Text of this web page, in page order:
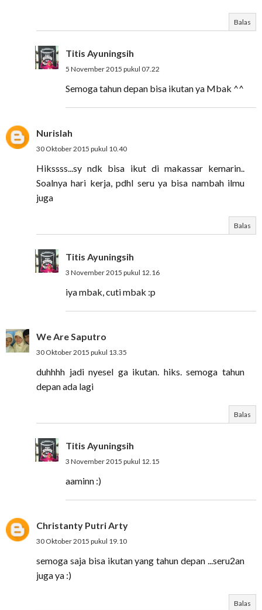
Balas
Titis Ayuningsih
5 November 2015 pukul 07.22
Semoga tahun depan bisa ikutan ya Mbak ^^
Nurislah
30 Oktober 2015 pukul 10.40
Hikssss...sy ndk bisa ikut di makassar kemarin..
Soalnya hari kerja, pdhl seru ya bisa nambah ilmu
juga
Balas
Titis Ayuningsih
3 November 2015 pukul 12.16
iya mbak, cuti mbak :p
We Are Saputro
30 Oktober 2015 pukul 13.35
duhhhh jadi nyesel ga ikutan. hiks. semoga tahun
depan ada lagi
Balas
Titis Ayuningsih
3 November 2015 pukul 12.15
aaminn :)
Christanty Putri Arty
30 Oktober 2015 pukul 19.10
semoga saja bisa ikutan yang tahun depan ...seru2an
juga ya :)
Balas